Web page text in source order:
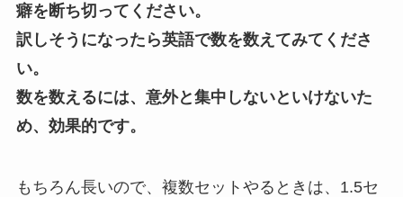
癖を断ち切ってください。
訳しそうになったら英語で数を数えてみてくださ
い。
数を数えるには、意外と集中しないといけないた
め、効果的です。
もちろん長いので、複数セットやるときは、1.5セ